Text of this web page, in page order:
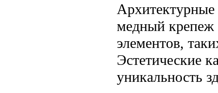
медный крепеж
элементов,
Эстетические
уникальность